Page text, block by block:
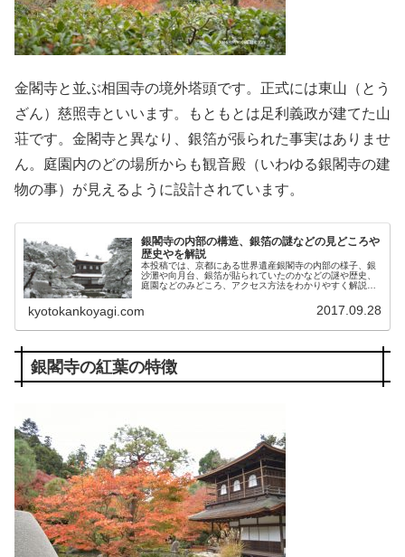
金閣寺と並ぶ相国寺の境外塔頭です。正式には東山（とう
ざん）慈照寺といいます。もともとは足利義政が建てた山
荘です。金閣寺と異なり、銀箔が張られた事実はありませ
ん。庭園内のどの場所からも観音殿（いわゆる銀閣寺の建
物の事）が見えるように設計されています。
銀閣寺の内部の構造、銀箔の謎などの見どころや
歴史やを解説
本投稿では、京都にある世界遺産銀閣寺の内部の様子、銀
沙灘や向月台、銀箔が貼られていたのかなどの謎や歴史、
庭園などのみどころ、アクセス方法をわかりやすく解説し
kyotokankoyagi.com 2017.09.28
銀閣寺の紅葉の特徴